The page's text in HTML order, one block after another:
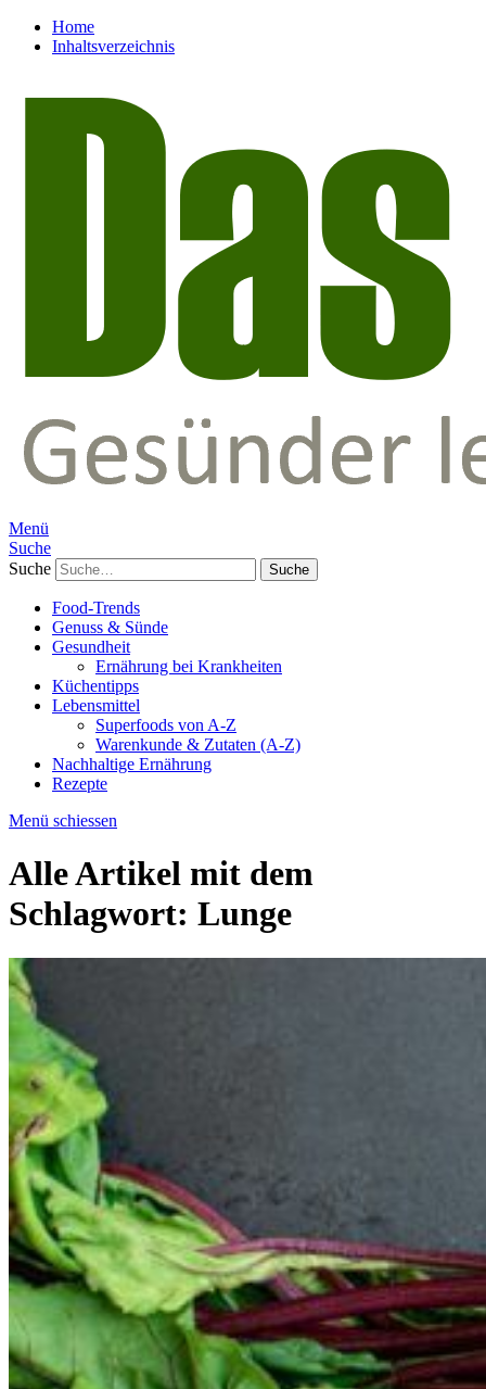
Home
Inhaltsverzeichnis
Menü
Suche
Suche
Food-Trends
Genuss & Sünde
Gesundheit
Ernährung bei Krankheiten
Küchentipps
Lebensmittel
Superfoods von A-Z
Warenkunde & Zutaten (A-Z)
Nachhaltige Ernährung
Rezepte
Menü schiessen
Alle Artikel mit dem
Schlagwort: Lunge